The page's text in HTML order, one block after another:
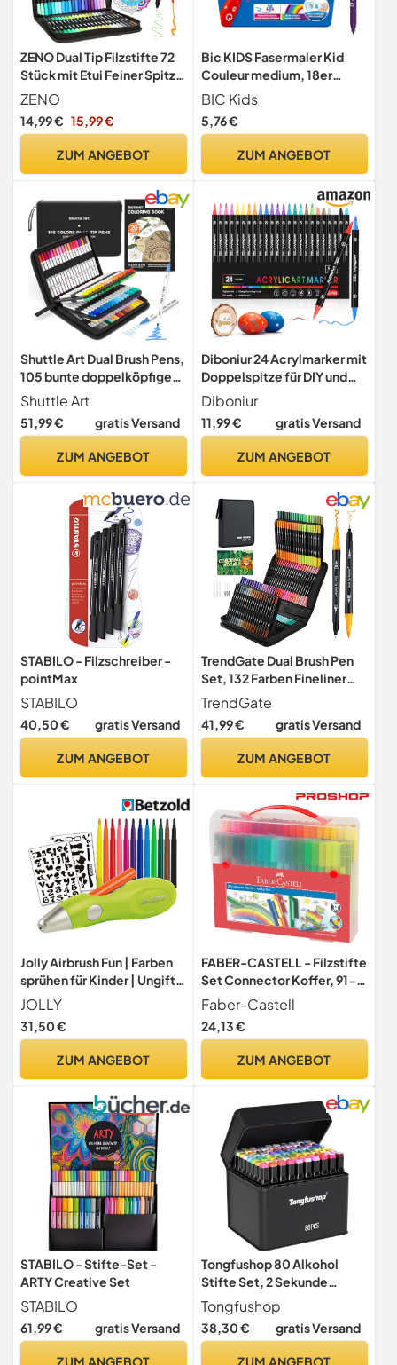
ZENO Dual Tip Filzstifte 72
Stück mit Etui Feiner Spitze
und Pinselspitze
ZENO
14,99 € 15,99 €
ZUM ANGEBOT
Bic KIDS Fasermaler Kid
Couleur medium, 18er
Kartonetui
BIC Kids
5,76 €
ZUM ANGEBOT
Shuttle Art Dual Brush Pens,
105 bunte doppelköpfige
Pinselstifte mit weicher
Spitze, zwei
Schreibfedern: Fasermaler
4mm), für Kinder und
zum Schreiben
Shuttle Art
51,99 € gratis Versand
ZUM ANGEBOT
Diboniur 24 Acrylmarker mit
Doppelspitze für DIY und
Basteln
Diboniur
11,99 € gratis Versand
ZUM ANGEBOT
STABILO - Filzschreiber -
pointMax
STABILO
40,50 € gratis Versand
ZUM ANGEBOT
TrendGate Dual Brush Pen
Set, 132 Farben Fineliner
und Pinselstifte Set
TrendGate
41,99 € gratis Versand
ZUM ANGEBOT
Jolly Airbrush Fun | Farben
sprühen für Kinder | Ungiftig
(Airbrush)
JOLLY
31,50 €
ZUM ANGEBOT
FABER-CASTELL - Filzstifte
Set Connector Koffer, 91-
teilig
Faber-Castell
24,13 €
ZUM ANGEBOT
STABILO - Stifte-Set -
ARTY Creative Set
STABILO
61,99 € gratis Versand
ZUM ANGEBOT
Tongfushop 80 Alkohol
Stifte Set, 2 Sekunde
Schnell Trocknende Alkohol
Marker Set, Doppelseitige
Marker Stifte Filzstifte mit
Tongfushop
38,30 € gratis Versand
ZUM ANGEBOT